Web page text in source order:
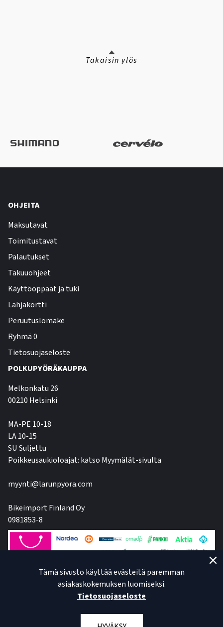
Takaisin ylös
OHJEITA
Maksutavat
Toimitustavat
Palautukset
Takuuohjeet
Käyttöoppaat ja tuki
Lahjakortti
Peruutuslomake
Ryhmä 0
Tietosuojaseloste
POLKUPYÖRÄKAUPPA
Melkonkatu 26
00210 Helsinki
MA-PE 10-18
LA 10-15
SU Suljettu
Poikkeusaukioloajat: katso Myymälät-sivulta
myynti@larunpyora.com
Bikeimport Finland Oy
0981853-8
Tämä sivusto käyttää evästeitä paremman
asiakaskokemuksen luomiseksi.
Tietosuojaseloste